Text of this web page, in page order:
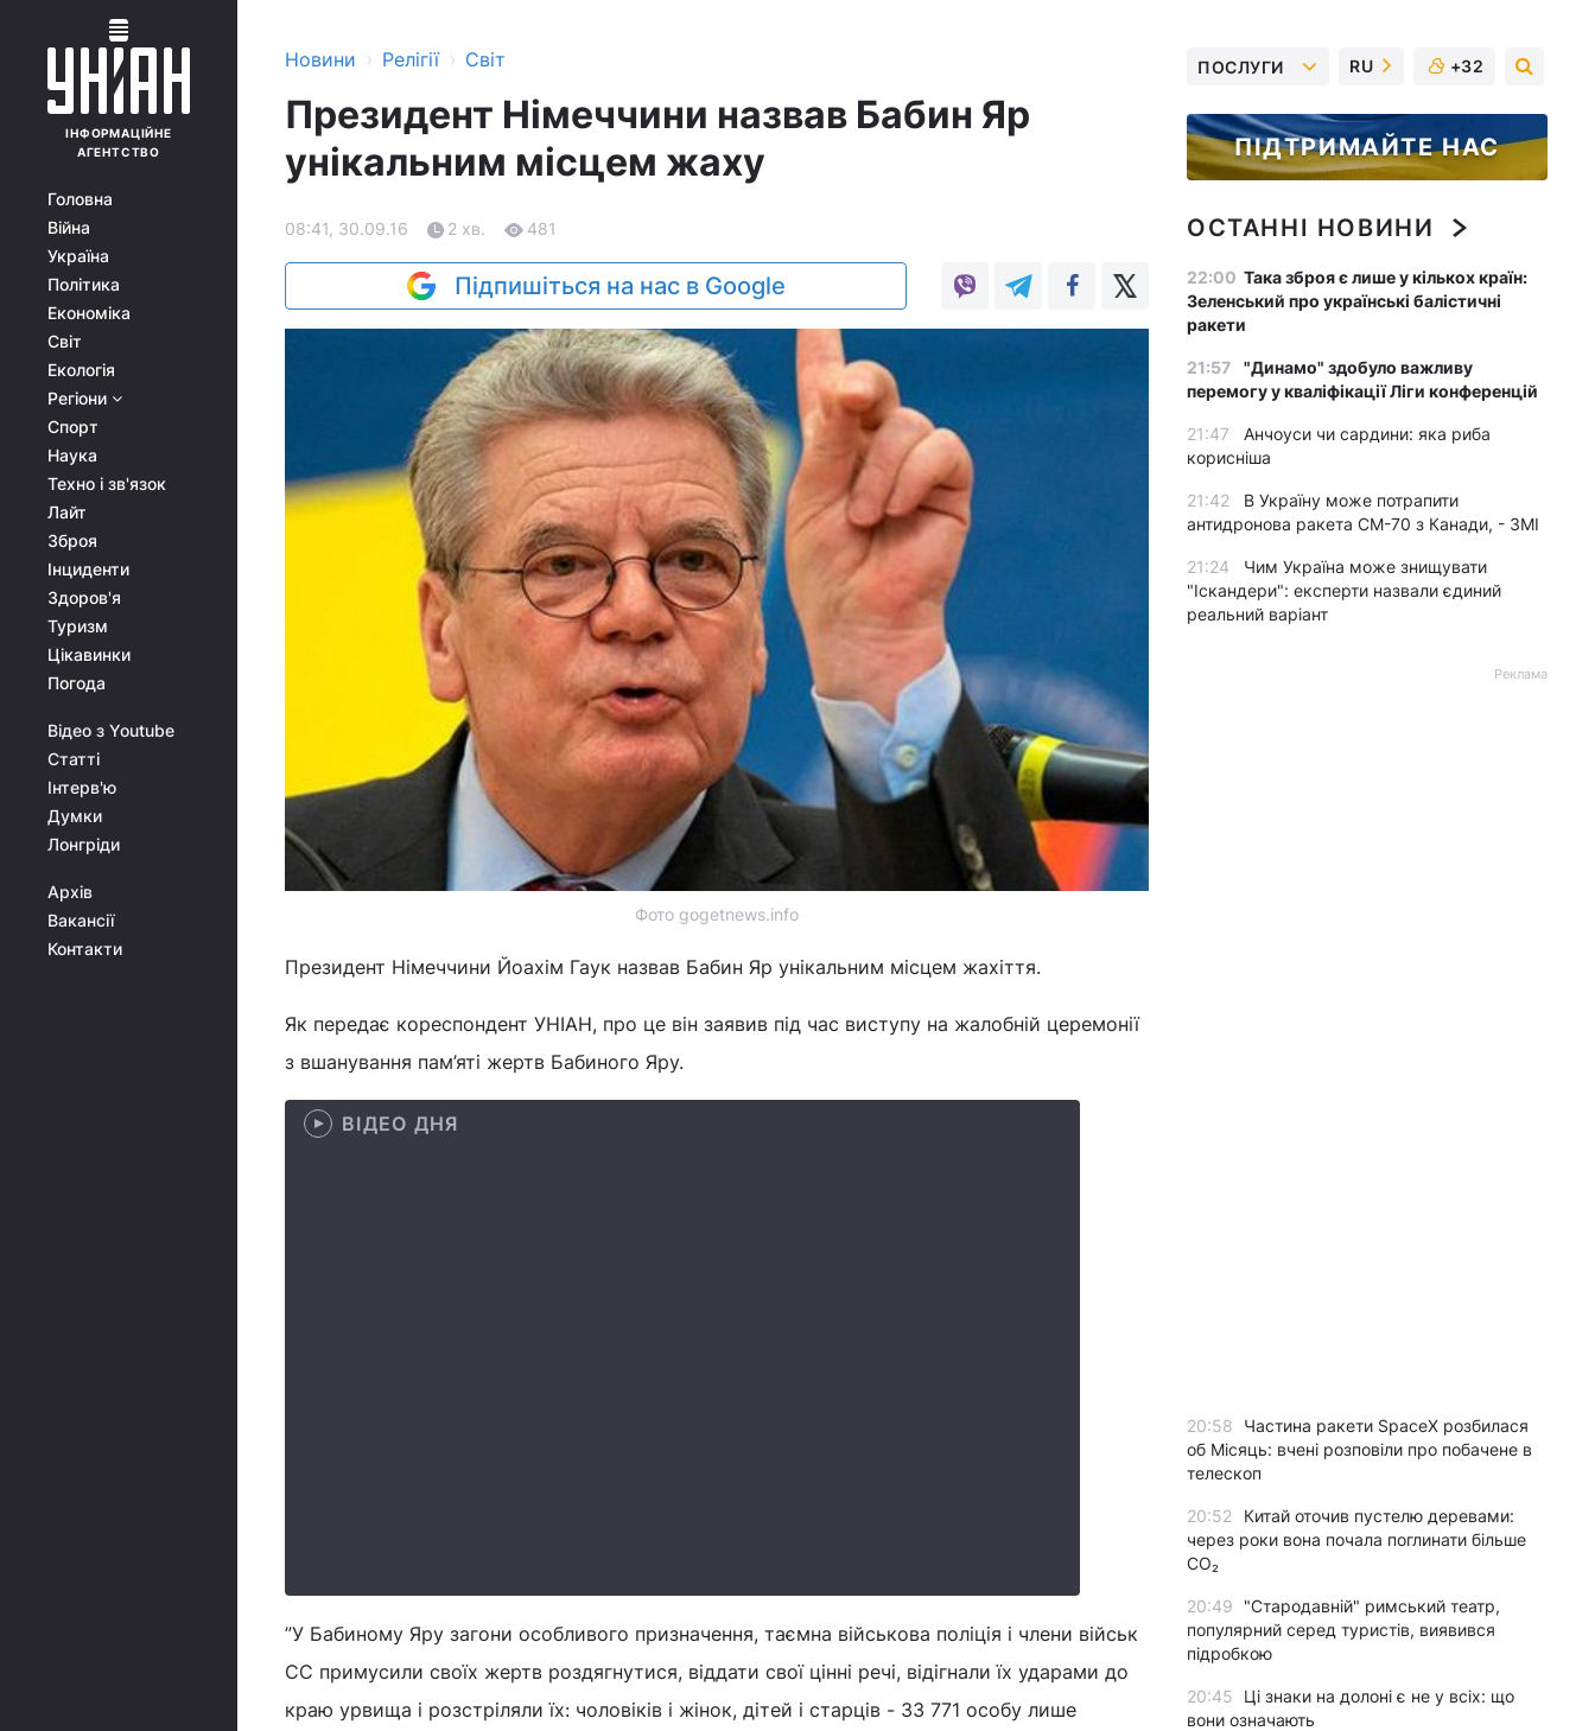
ІНФОРМАЦІЙНЕ
АГЕНТСТВО
Головна
Війна
Україна
Політика
Економіка
Світ
Екологія
Регіони
Спорт
Наука
Техно і зв'язок
Лайт
Зброя
Інциденти
Здоров'я
Туризм
Цікавинки
Погода
Відео з Youtube
Статті
Інтерв'ю
Думки
Лонгріди
Архів
Вакансії
Контакти
Новини › Релігії › Світ
Президент Німеччини назвав Бабин Яр
унікальним місцем жаху
08:41, 30.09.16 2 хв. 481
Підпишіться на нас в Google
Фото gogetnews.info
Президент Німеччини Йоахім Гаук назвав Бабин Яр унікальним місцем жахіття.
Як передає кореспондент УНІАН, про це він заявив під час виступу на жалобній церемонії
з вшанування пам’яті жертв Бабиного Яру.
ВІДЕО ДНЯ
”У Бабиному Яру загони особливого призначення, таємна військова поліція і члени військ
СС примусили своїх жертв роздягнутися, віддати свої цінні речі, відігнали їх ударами до
краю урвища і розстріляли їх: чоловіків і жінок, дітей і старців - 33 771 особу лише
ПОСЛУГИ RU +32
ПІДТРИМАЙТЕ НАС
ОСТАННІ НОВИНИ
22:00 Така зброя є лише у кількох країн:
Зеленський про українські балістичні
ракети
21:57
"Динамо" здобуло важливу
перемогу у кваліфікації Ліги конференцій
21:47
Анчоуси чи сардини: яка риба
корисніша
21:42
В Україну може потрапити
антидронова ракета CM-70 з Канади, - ЗМІ
21:24
Чим Україна може знищувати
"Іскандери": експерти назвали єдиний
реальний варіант
Реклама
20:58
Частина ракети SpaceX розбилася
об Місяць: вчені розповіли про побачене в
телескоп
20:52
Китай оточив пустелю деревами:
через роки вона почала поглинати більше
CO₂
20:49
"Стародавній" римський театр,
популярний серед туристів, виявився
підробкою
20:45
Ці знаки на долоні є не у всіх: що
вони означають